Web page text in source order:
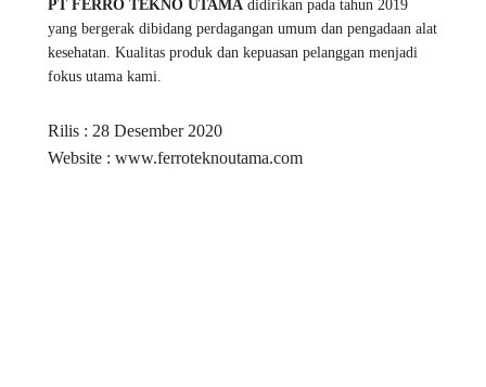
PT FERRO TEKNO UTAMA didirikan pada tahun 2019
yang bergerak dibidang perdagangan umum dan pengadaan alat
kesehatan. Kualitas produk dan kepuasan pelanggan menjadi
fokus utama kami.
Rilis : 28 Desember 2020
Website : www.ferroteknoutama.com